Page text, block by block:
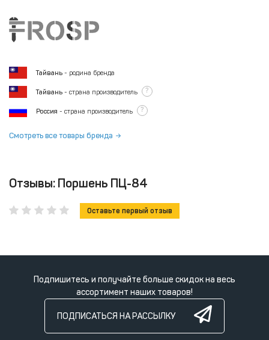
Тайвань - родина бренда
Тайвань - страна производитель ?
Россия - страна производитель ?
Смотреть все товары бренда
Отзывы: Поршень ПЦ-84
Оставьте первый отзыв
Подпишитесь и получайте больше скидок на весь
ассортимент наших товаров!
ПОДПИСАТЬСЯ НА РАССЫЛКУ